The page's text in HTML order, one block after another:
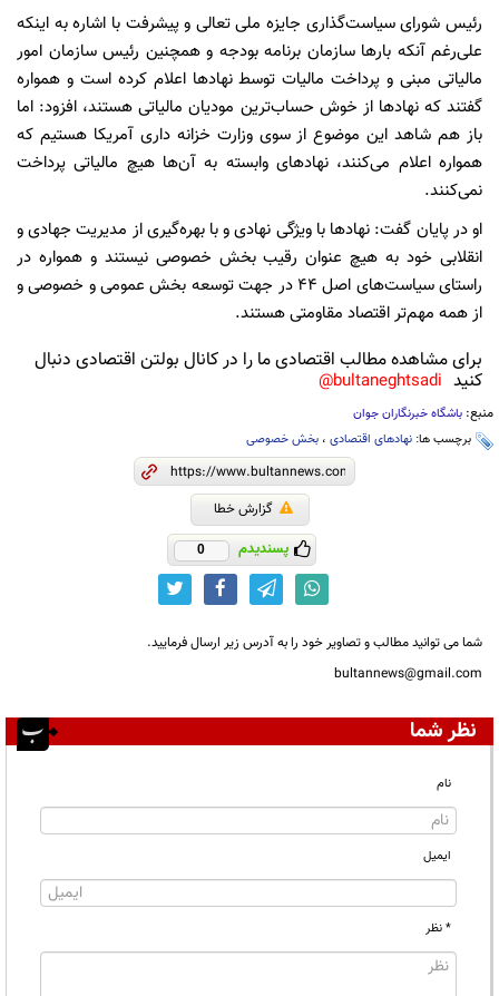
رئیس شورای سیاست‌گذاری جایزه ملی تعالی و پیشرفت با اشاره به اینکه
علی‌رغم آنکه بار‌ها سازمان برنامه بودجه و همچنین رئیس سازمان امور
مالیاتی مبنی و پرداخت مالیات توسط نهاد‌ها اعلام کرده است و همواره
گفتند که نهاد‌ها از خوش حساب‌ترین مودیان مالیاتی هستند، افزود: اما
باز هم شاهد این موضوع از سوی وزارت خزانه داری آمریکا هستیم که
همواره اعلام می‌کنند، نهاد‌های وابسته به آن‌ها هیچ مالیاتی پرداخت
نمی‌کنند.
او در پایان گفت: نهاد‌ها با ویژگی نهادی و با بهره‌گیری از مدیریت جهادی و
انقلابی خود به هیچ عنوان رقیب بخش خصوصی نیستند و همواره در
راستای سیاست‌های اصل ۴۴ در جهت توسعه بخش عمومی و خصوصی و
از همه مهم‌تر اقتصاد مقاومتی هستند.
برای مشاهده مطالب اقتصادی ما را در کانال بولتن اقتصادی دنبال
کنید bultaneghtsadi@
منبع: باشگاه خبرنگاران جوان
برچسب ها: نهادهای اقتصادی ، بخش خصوصی
گزارش خطا
پسندیدم 0
شما می توانید مطالب و تصاویر خود را به آدرس زیر ارسال فرمایید.
bultannews@gmail.com
نظر شما
نام
ایمیل
* نظر